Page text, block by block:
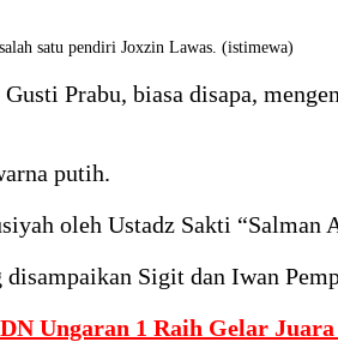
satu pendiri Joxzin Lawas. (istimewa)
Prabu, biasa disapa,
putih.
oleh Ustadz Sakti “Salman
Sigit dan Iwan
Ungaran 1 Raih Gelar